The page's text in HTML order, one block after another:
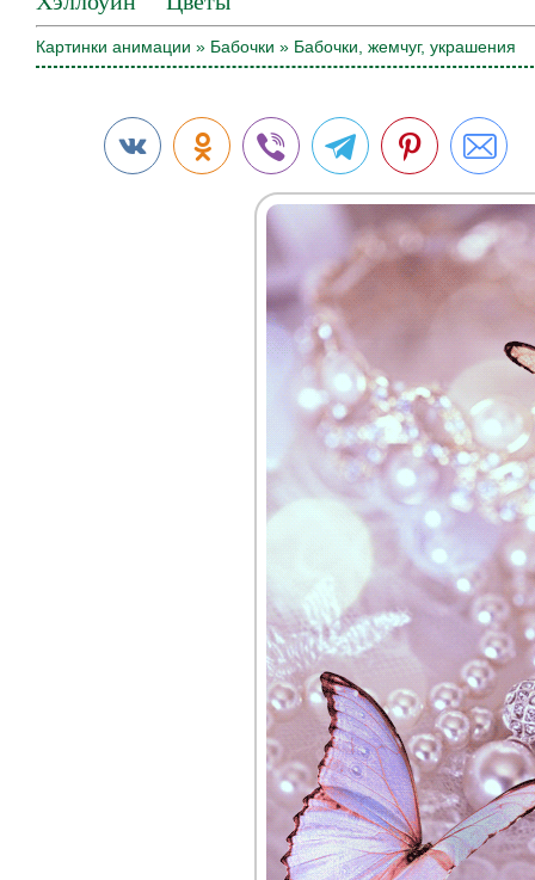
Картинки анимации » Бабочки » Бабочки, жемчуг, украшения